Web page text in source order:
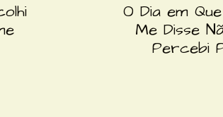
O Dia em
Me Disse
Percebi